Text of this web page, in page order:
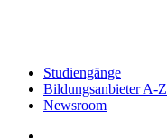
Studiengänge
Bildungsanbieter A-Z
Newsroom